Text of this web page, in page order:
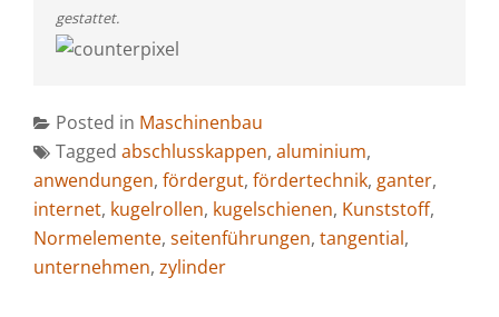
gestattet.
Posted in Maschinenbau
Tagged abschlusskappen, aluminium,
anwendungen, fördergut, fördertechnik, ganter,
internet, kugelrollen, kugelschienen, Kunststoff,
Normelemente, seitenführungen, tangential,
unternehmen, zylinder